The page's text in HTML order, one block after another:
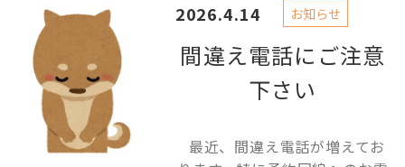
間違え電話にご注意
下さい
2026.4.14 お知らせ
最近、間違え電話が増えてお